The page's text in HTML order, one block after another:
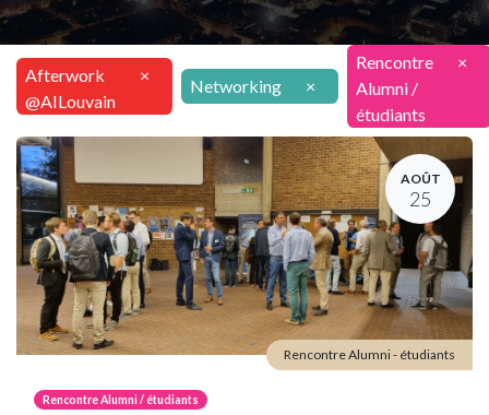
Afterwork
@AILouvain
×
Networking ×
Rencontre
Alumni /
étudiants
×
AOÛT
25
Rencontre Alumni / étudiants
Rencontre Alumni - étudiants